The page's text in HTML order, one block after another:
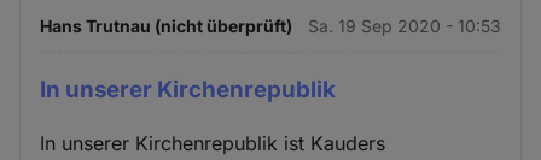
Hans Trutnau (nicht überprüft) Sa. 19 Sep 2020 - 10:53
In unserer Kirchenrepublik
In unserer Kirchenrepublik ist Kauders